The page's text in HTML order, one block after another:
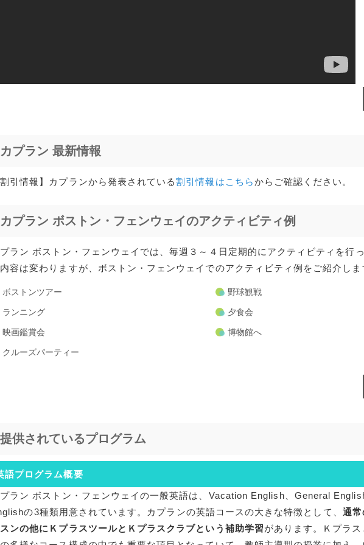
カプラン 最新情報
引情報】カプランから発表されている割引情報はこちらからご確認ください。
カプラン ボストン・フェンウェイのアクティビティ例
ラン ボストン・フェンウェイでは、毎週３～４日定期的にアクティビティを行
容は変わりますが、ボストン・フェンウェイでのアクティビティ例をご紹介しま
ボストンツアー 野球観戦
ランニング 夕食会
映画鑑賞会 博物館へ
クルーズパーティー
提供されているプログラム
語プログラム概要
ラン ボストン・フェンウェイの一般英語は、Vacation English、General
の3種類用意されています。カプランの英語コースの大きな特徴として、 通常
ンの他にＫプラスツールとＫプラスクラブという補助学習があります。Ｋプラス